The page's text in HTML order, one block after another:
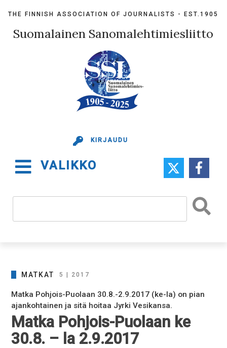
content
THE FINNISH ASSOCIATION OF JOURNALISTS - EST.1905
Suomalainen Sanomalehtimiesliitto
KIRJAUDU
VALIKKO
MATKAT 5 | 2017
Matka Pohjois-Puolaan 30.8.-2.9.2017 (ke-la) on pian
ajankohtainen ja sitä hoitaa Jyrki Vesikansa.
Matka Pohjois-Puolaan ke
30.8. – la 2.9.2017